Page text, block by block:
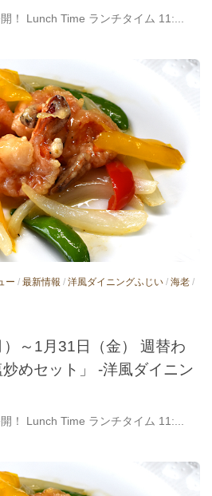
！ Lunch Time ランチタイム 11:...
ー / 最新情報 / 洋風ダイニングふじい / 海老 /
～1月31日（金） 週替わ
めセット」 -洋風ダイニン
！ Lunch Time ランチタイム 11:...